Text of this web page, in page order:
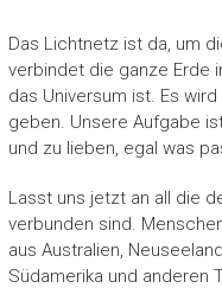
Das Lichtnetz ist da, um
verbindet die ganze Erde
das Universum ist. Es
geben. Unsere Aufgabe
und zu lieben, egal was
Lasst uns jetzt an all die
verbunden sind.
aus Australien,
Südamerika und anderen